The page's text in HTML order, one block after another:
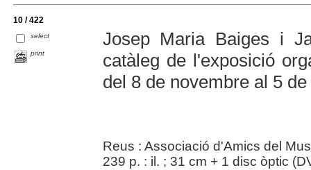
10 / 422
select
print
Josep Maria Baiges i
catàleg de l'exposició
del 8 de novembre al 5
Reus : Associació d'Amics del
239 p. : il. ; 31 cm + 1 disc òptic